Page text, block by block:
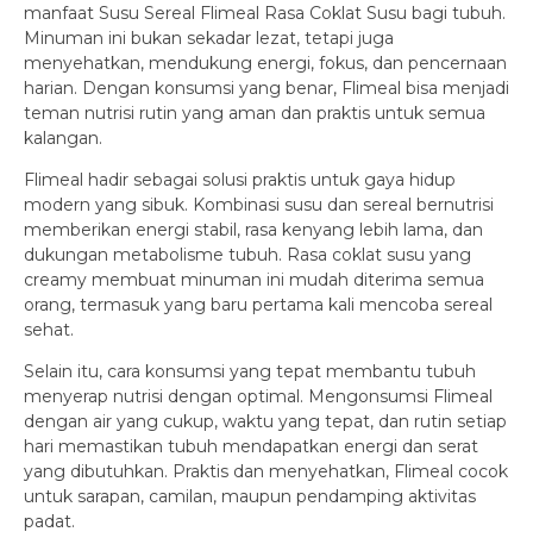
manfaat Susu Sereal Flimeal Rasa Coklat Susu bagi tubuh.
Minuman ini bukan sekadar lezat, tetapi juga
menyehatkan, mendukung energi, fokus, dan pencernaan
harian. Dengan konsumsi yang benar, Flimeal bisa menjadi
teman nutrisi rutin yang aman dan praktis untuk semua
kalangan.
Flimeal hadir sebagai solusi praktis untuk gaya hidup
modern yang sibuk. Kombinasi susu dan sereal bernutrisi
memberikan energi stabil, rasa kenyang lebih lama, dan
dukungan metabolisme tubuh. Rasa coklat susu yang
creamy membuat minuman ini mudah diterima semua
orang, termasuk yang baru pertama kali mencoba sereal
sehat.
Selain itu, cara konsumsi yang tepat membantu tubuh
menyerap nutrisi dengan optimal. Mengonsumsi Flimeal
dengan air yang cukup, waktu yang tepat, dan rutin setiap
hari memastikan tubuh mendapatkan energi dan serat
yang dibutuhkan. Praktis dan menyehatkan, Flimeal cocok
untuk sarapan, camilan, maupun pendamping aktivitas
padat.